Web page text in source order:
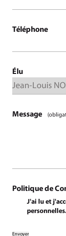
Téléphone
Élu
Message
Politique de
J'ai lu et